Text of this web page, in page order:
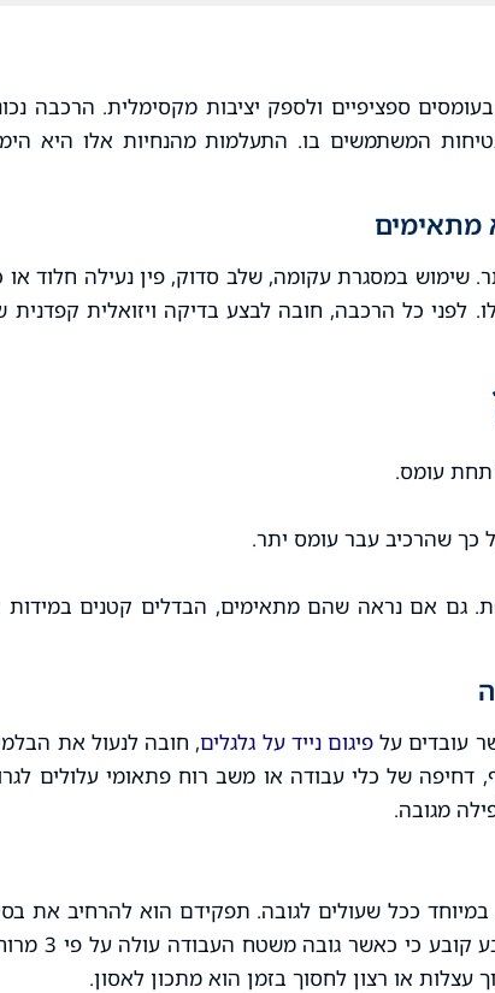
ספציפיים ולספק יציבות מקסימלית. הרכבה
המשתמשים בו. התעלמות מהנחיות אלו היא
שימוש במסגרת עקומה, שלב סדוק, פין נעילה חלוד או
לפני כל הרכבה, חובה לבצע בדיקה ויזואלית קפדנית
עומס.
כך שהרכיב עבר עומס יתר.
גם אם נראה שהם מתאימים, הבדלים קטנים במידות
עובדים על פיגום נייד על גלגלים, חובה לנעול את
דחיפה של כלי עבודה או משב רוח פתאומי עלולים
מגובה.
במיוחד ככל שעולים לגובה. תפקידם הוא להרחיב את
הפיגום ולהגדיל משמעותית את עמידותו בפני התהפכות. כלל האצבע קובע כי
או רצון לחסוך בזמן הוא מתכון לאסון.